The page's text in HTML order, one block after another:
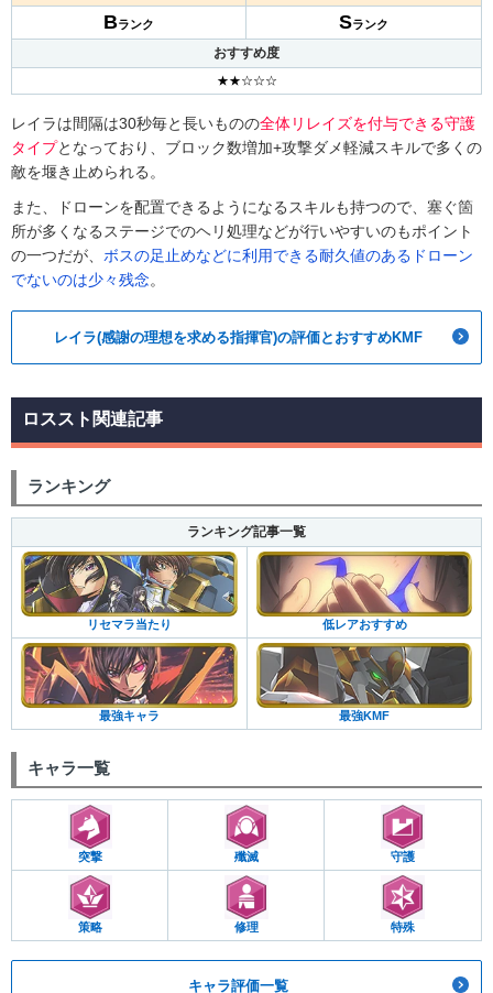
Bランク Sランク
おすすめ度
★★☆☆☆
レイラは間隔は30秒毎と長いものの全体リレイズを付与できる守護
タイプとなっており、ブロック数増加+攻撃ダメ軽減スキルで多くの
敵を堰き止められる。
また、ドローンを配置できるようになるスキルも持つので、塞ぐ箇
所が多くなるステージでのヘリ処理などが行いやすいのもポイント
の一つだが、 ボスの足止めなどに利用できる耐久値のあるドローン
でないのは少々残念。
レイラ(感謝の理想を求める指揮官)の評価とおすすめKMF
ロススト関連記事
ランキング
ランキング記事一覧
リセマラ当たり 低レアおすすめ
最強キャラ 最強KMF
キャラ一覧
突撃 殲滅 守護
策略 修理 特殊
キャラ評価一覧